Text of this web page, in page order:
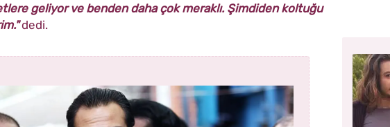
geliyor ve benden daha çok meraklı. Şimdiden koltuğu
dedi.